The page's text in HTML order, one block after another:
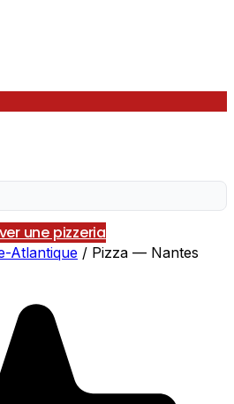
une pizzeria
Atlantique / Pizza — Nantes